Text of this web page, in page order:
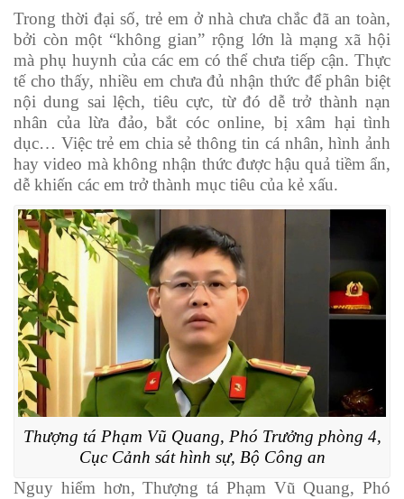
Trong thời đại số, trẻ em ở nhà chưa chắc đã an toàn,
bởi còn một “không gian” rộng lớn là mạng xã hội
mà phụ huynh của các em có thể chưa tiếp cận. Thực
tế cho thấy, nhiều em chưa đủ nhận thức để phân biệt
nội dung sai lệch, tiêu cực, từ đó dễ trở thành nạn
nhân của lừa đảo, bắt cóc online, bị xâm hại tình
dục… Việc trẻ em chia sẻ thông tin cá nhân, hình ảnh
hay video mà không nhận thức được hậu quả tiềm ẩn,
dễ khiến các em trở thành mục tiêu của kẻ xấu.
Thượng tá Phạm Vũ Quang, Phó Trưởng phòng 4,
Cục Cảnh sát hình sự, Bộ Công an
Nguy hiểm hơn, Thượng tá Phạm Vũ Quang, Phó